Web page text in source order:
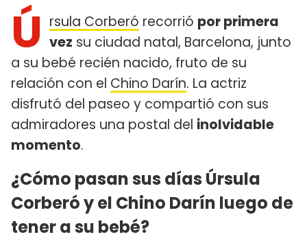
Ú rsula Corberó recorrió por primera
vez su ciudad natal, Barcelona, junto
a su bebé recién nacido, fruto de su
relación con el Chino Darín. La actriz
disfrutó del paseo y compartió con sus
admiradores una postal del inolvidable
momento.
¿Cómo pasan sus días Úrsula
Corberó y el Chino Darín luego de
tener a su bebé?